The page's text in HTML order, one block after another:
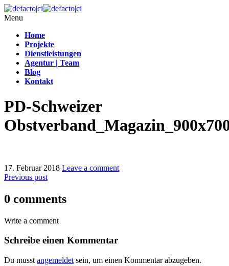
Menu
Home
Projekte
Dienstleistungen
Agentur | Team
Blog
Kontakt
PD-Schweizer
17. Februar 2018 Leave a comment
Previous post
0 comments
Write a comment
Schreibe einen Kommentar
Du musst angemeldet sein, um einen Kommentar abzugeben.